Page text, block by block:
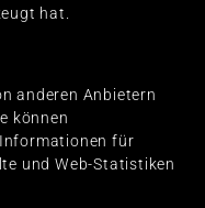
hat.
anderen Anbietern
können
für
und Web-Statistiken